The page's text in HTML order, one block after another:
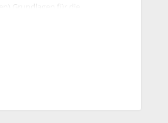
Grundlagen für die
bildet die
diskutieren Sie
in die Phasen der
hinaus lernen Sie die